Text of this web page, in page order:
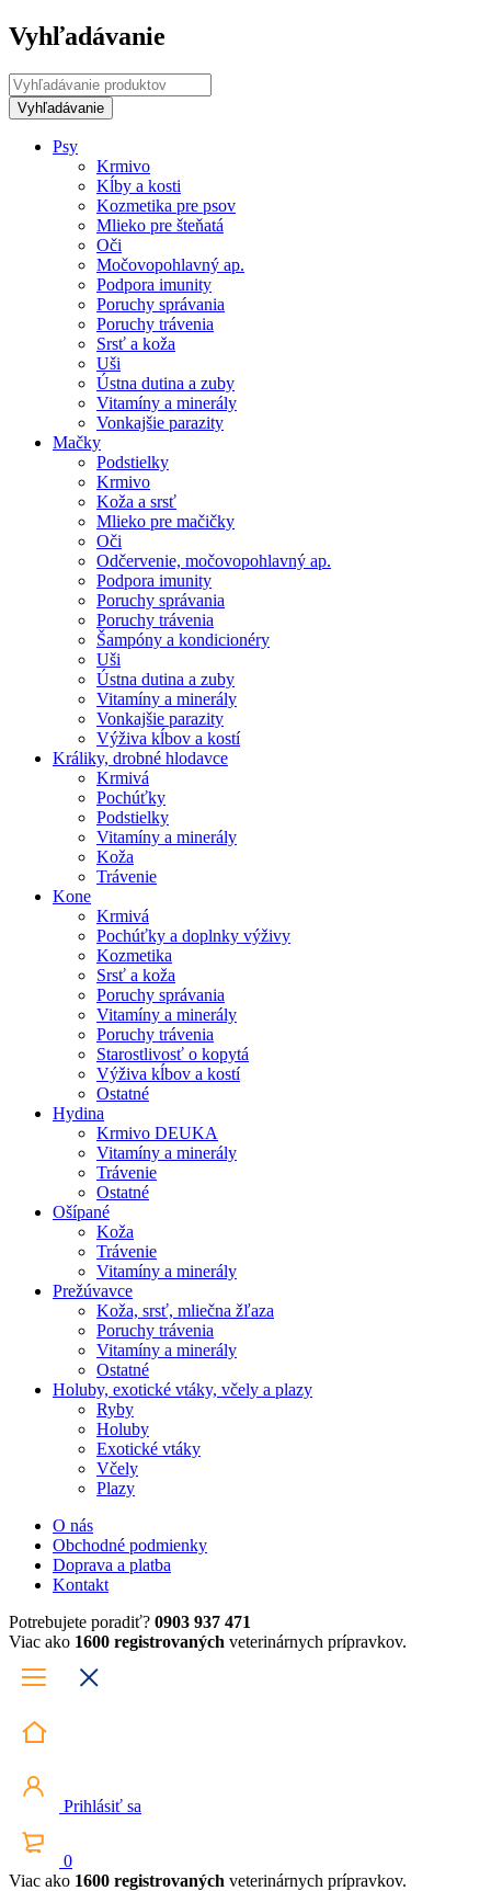
Vyhľadávanie
Psy
Krmivo
Kĺby a kosti
Kozmetika pre psov
Mlieko pre šteňatá
Oči
Močovopohlavný ap.
Podpora imunity
Poruchy správania
Poruchy trávenia
Srsť a koža
Uši
Ústna dutina a zuby
Vitamíny a minerály
Vonkajšie parazity
Mačky
Podstielky
Krmivo
Koža a srsť
Mlieko pre mačičky
Oči
Odčervenie, močovopohlavný ap.
Podpora imunity
Poruchy správania
Poruchy trávenia
Šampóny a kondicionéry
Uši
Ústna dutina a zuby
Vitamíny a minerály
Vonkajšie parazity
Výživa kĺbov a kostí
Králiky, drobné hlodavce
Krmivá
Pochúťky
Podstielky
Vitamíny a minerály
Koža
Trávenie
Kone
Krmivá
Pochúťky a doplnky výživy
Kozmetika
Srsť a koža
Poruchy správania
Vitamíny a minerály
Poruchy trávenia
Starostlivosť o kopytá
Výživa kĺbov a kostí
Ostatné
Hydina
Krmivo DEUKA
Vitamíny a minerály
Trávenie
Ostatné
Ošípané
Koža
Trávenie
Vitamíny a minerály
Prežúvavce
Koža, srsť, mliečna žľaza
Poruchy trávenia
Vitamíny a minerály
Ostatné
Holuby, exotické vtáky, včely a plazy
Ryby
Holuby
Exotické vtáky
Včely
Plazy
O nás
Obchodné podmienky
Doprava a platba
Kontakt
Potrebujete poradiť? 0903 937 471
Viac ako 1600 registrovaných veterinárnych prípravkov.
Prihlásiť sa
0
Viac ako 1600 registrovaných veterinárnych prípravkov.